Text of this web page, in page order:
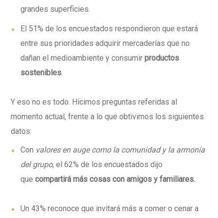
grandes superficies.
El 51% de los encuestados respondieron que estará
entre sus prioridades adquirir mercaderías que no
dañan el medioambiente y consumirproductos
sostenibles.
Y eso no es todo. Hicimos preguntas referidas al
momento actual, frente a lo que obtivimos los siguientes
datos:
Con valores en auge como la comunidad y la armonía
del grupo, el 62% de los encuestados dijo
quecompartirá más cosas con amigos y familiares.
Un 43% reconoce que invitará más a comer o cenar a